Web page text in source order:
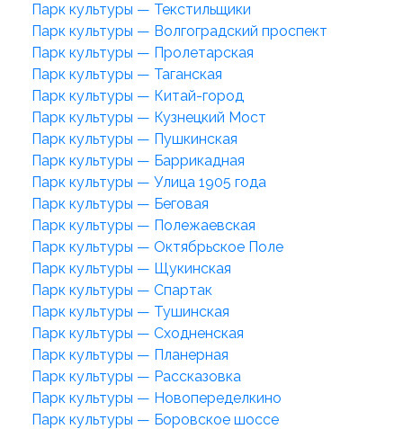
Парк культуры — Текстильщики
Парк культуры — Волгоградский проспект
Парк культуры — Пролетарская
Парк культуры — Таганская
Парк культуры — Китай-город
Парк культуры — Кузнецкий Мост
Парк культуры — Пушкинская
Парк культуры — Баррикадная
Парк культуры — Улица 1905 года
Парк культуры — Беговая
Парк культуры — Полежаевская
Парк культуры — Октябрьское Поле
Парк культуры — Щукинская
Парк культуры — Спартак
Парк культуры — Тушинская
Парк культуры — Сходненская
Парк культуры — Планерная
Парк культуры — Рассказовка
Парк культуры — Новопеределкино
Парк культуры — Боровское шоссе